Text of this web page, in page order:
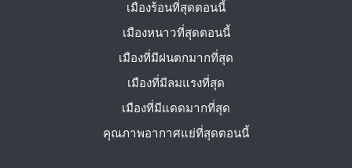
เมืองร้อนที่สุดตอนนี้
เมืองหนาวที่สุดตอนนี้
เมืองที่มีฝนตกมากที่สุด
เมืองที่มีลมแรงที่สุด
เมืองที่มีแดดมากที่สุด
คุณภาพอากาศแย่ที่สุดตอนนี้